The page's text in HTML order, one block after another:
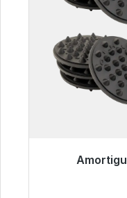
Listo para